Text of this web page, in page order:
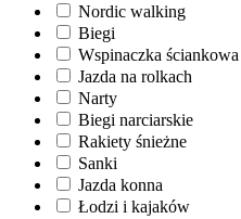
Nordic walking
Biegi
Wspinaczka ściankowa
Jazda na rolkach
Narty
Biegi narciarskie
Rakiety śnieżne
Sanki
Jazda konna
Łodzi i kajaków